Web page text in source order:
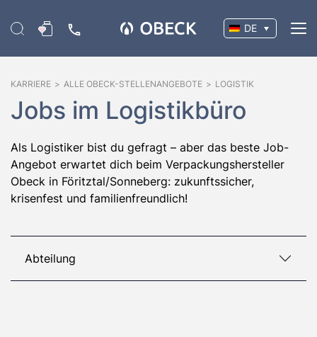
DE
KARRIERE > ALLE OBECK-STELLENANGEBOTE > LOGISTIK
Jobs im Logistikbüro
Als Logistiker bist du gefragt – aber das beste Job-
Angebot erwartet dich beim Verpackungshersteller
Obeck in Föritztal/Sonneberg: zukunftssicher,
krisenfest und familienfreundlich!
Abteilung